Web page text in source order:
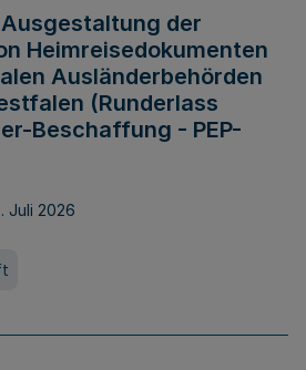
der
Heimreisedokumenten
Ausländerbehörden
(Runderlass
Beschaffung - PEP-
Juli 2026